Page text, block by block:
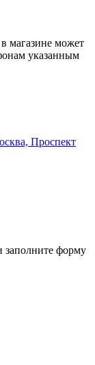
магазине может
указанным
Проспект
заполните форму